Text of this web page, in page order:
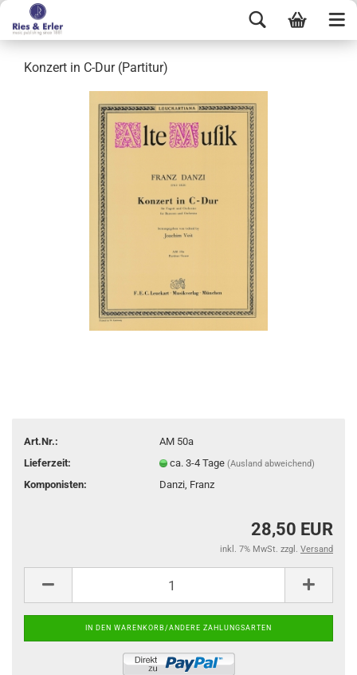
Konzert in C-Dur (Partitur)
Art.Nr.:
AM 50a
Lieferzeit:
ca. 3-4 Tage(Ausland abweichend)
Komponisten: Danzi, Franz
28,50 EUR
inkl. 7% MwSt. zzgl. Versand